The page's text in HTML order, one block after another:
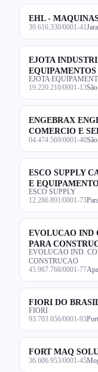
EHL -
39.616.330/0001-41
EJOTA
EJOTA
19.220.210/0001-13
ENGEBRAX
COMERCIO E
04.474.569/0001-40
ESCO SUPPLY
E
ESCO SUPPLY
12.286.891/0001-73
EVOLUCAO IND
PARA
EVOLUCAO IND.
CONSTRUCAO
45.967.768/0001-77
FIORI DO
FIORI
93.703.056/0001-93
FORT MAQ
36.606.953/0001-45